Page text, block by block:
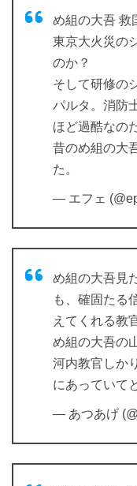
め組の大吾
東京大火災の
のか？
そして研修の
パルタ。消防
ほど過酷なの
昔のめ組の大
た。
— エフェ
め組の大吾見
も、確固たる
えてくれる教
め組の大吾の
河内教官しか
にあっていて
— あつあげ